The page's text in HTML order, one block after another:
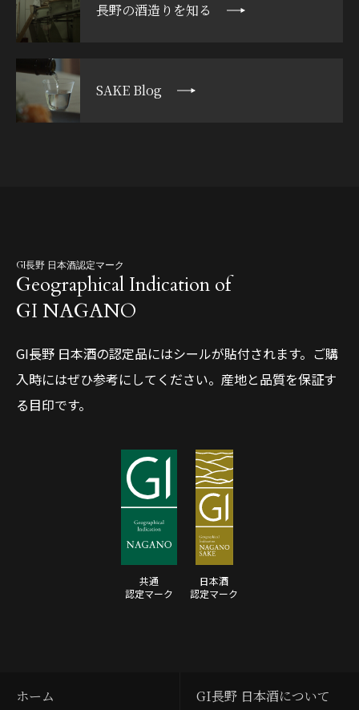
長野の酒造りを知る
SAKE Blog
GI長野 日本酒認定マーク
Geographical Indication of
GI NAGANO
GI長野 日本酒の認定品にはシールが貼付されます。ご購
入時にはぜひ参考にしてください。産地と品質を保証す
る目印です。
共通
認定マーク
日本酒
認定マーク
ホーム GI長野 日本酒について